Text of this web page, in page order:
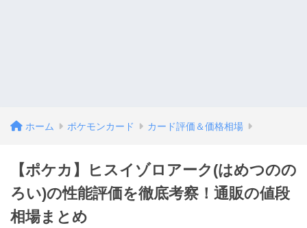
ホーム ポケモンカード カード評価＆価格相場
【ポケカ】ヒスイゾロアーク(はめつのの
ろい)の性能評価を徹底考察！通販の値段
相場まとめ